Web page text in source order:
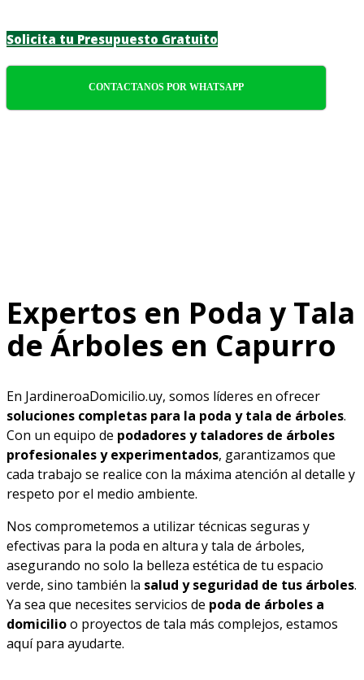
Solicita tu Presupuesto Gratuito
CONTACTANOS POR WHATSAPP
Expertos en Poda y Tala
de Árboles en Capurro
En JardineroaDomicilio.uy, somos líderes en ofrecer
soluciones completas para la poda y tala de árboles.
Con un equipo de podadores y taladores de árboles
profesionales y experimentados, garantizamos que
cada trabajo se realice con la máxima atención al detalle y
respeto por el medio ambiente.
Nos comprometemos a utilizar técnicas seguras y
efectivas para la poda en altura y tala de árboles,
asegurando no solo la belleza estética de tu espacio
verde, sino también la salud y seguridad de tus árboles.
Ya sea que necesites servicios de poda de árboles a
domicilioo proyectos de tala más complejos, estamos
aquí para ayudarte.